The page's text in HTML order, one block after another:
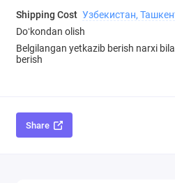
Shipping Cost Узбекистан,
Doʻkondan olish
Belgilangan yetkazib berish narxi
berish
Share